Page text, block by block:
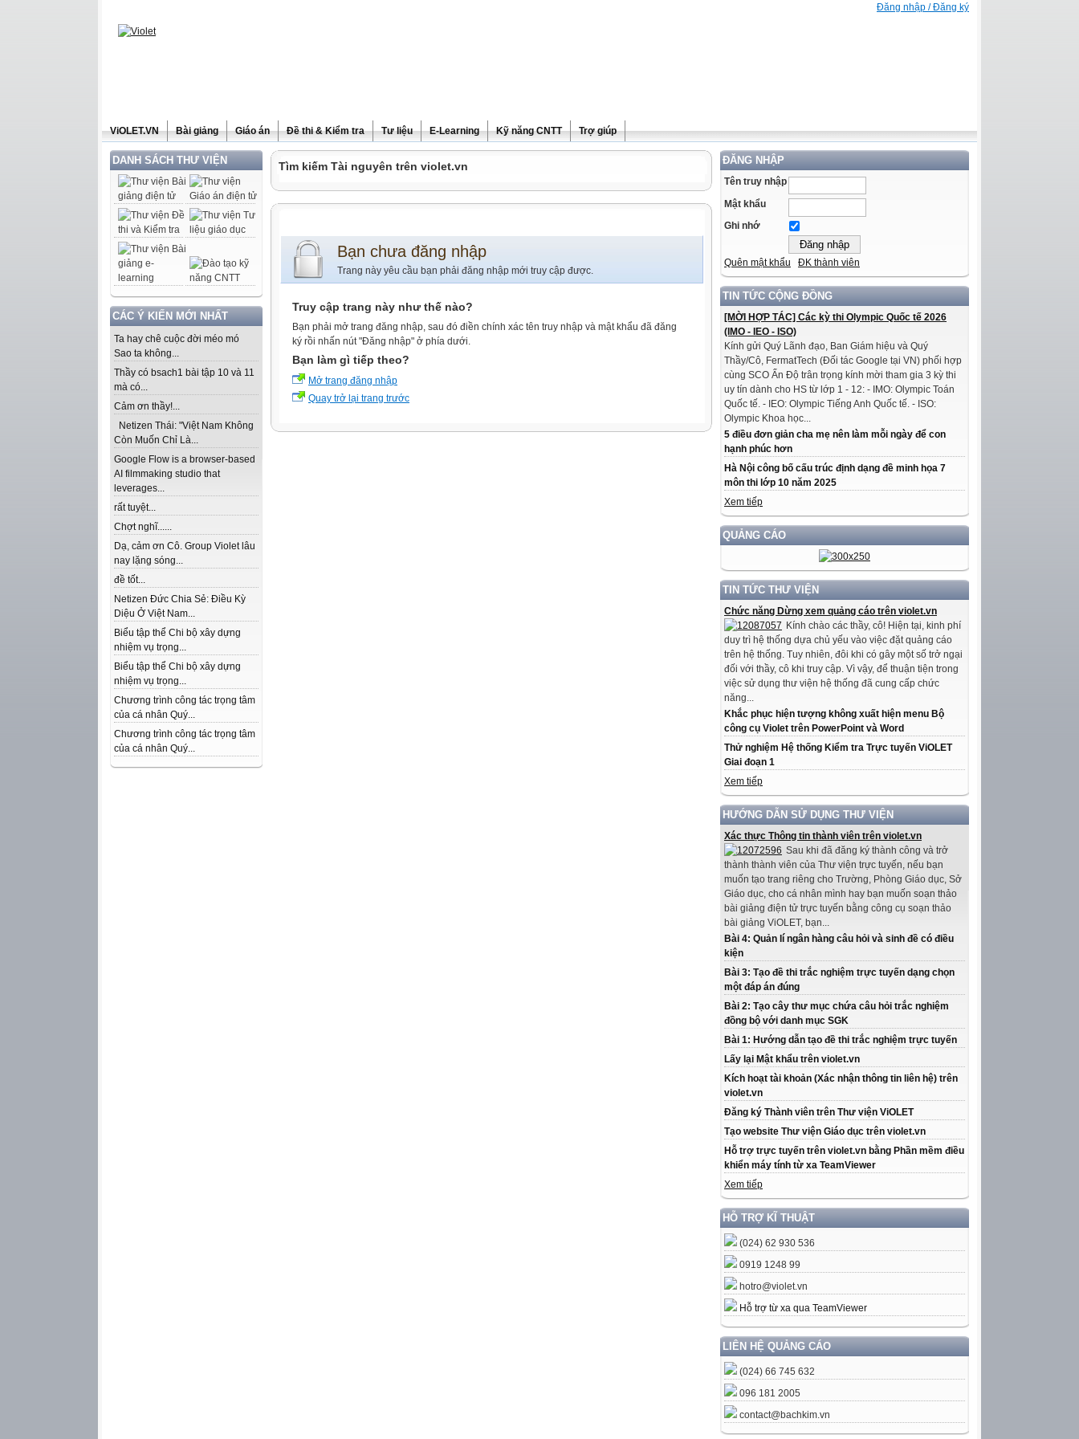
Đăng nhập / Đăng ký
ViOLET.VN Bài giảng Giáo án Đề thi & Kiểm tra Tư liệu E-Learning Kỹ năng CNTT Trợ giúp
DANH SÁCH THƯ VIỆN
CÁC Ý KIẾN MỚI NHẤT
Ta hay chê cuộc đời méo mó
Sao ta không...
Thầy có bsach1 bài tập 10 và 11
mà có...
Cảm ơn thầy!...
Netizen Thái: "Việt Nam Không
Còn Muốn Chỉ Là...
Google Flow is a browser-based
AI filmmaking studio that
leverages...
rất tuyệt...
Chợt nghĩ......
Dạ, cảm ơn Cô. Group Violet lâu
nay lặng sóng...
đề tốt...
Netizen Đức Chia Sẻ: Điều Kỳ
Diệu Ở Việt Nam...
Biểu tập thể Chi bộ xây dựng
nhiệm vụ trọng...
Biểu tập thể Chi bộ xây dựng
nhiệm vụ trọng...
Chương trình công tác trọng tâm
của cá nhân Quý...
Chương trình công tác trọng tâm
của cá nhân Quý...
ĐĂNG NHẬP
Tên truy nhập
Mật khẩu
Ghi nhớ
Quên mật khẩu ĐK thành viên
TIN TỨC CỘNG ĐỒNG
[MỜI HỢP TÁC] Các kỳ thi Olympic Quốc tế 2026
(IMO - IEO - ISO)
Kính gửi Quý Lãnh đạo, Ban Giám hiệu và Quý
Thầy/Cô, FermatTech (Đối tác Google tại VN) phối hợp
cùng SCO Ấn Độ trân trọng kính mời tham gia 3 kỳ thi
uy tín dành cho HS từ lớp 1 - 12: - IMO: Olympic Toán
Quốc tế. - IEO: Olympic Tiếng Anh Quốc tế. - ISO:
Olympic Khoa học...
5 điều đơn giản cha mẹ nên làm mỗi ngày để con
hạnh phúc hơn
Hà Nội công bố cấu trúc định dạng đề minh họa 7
môn thi lớp 10 năm 2025
Xem tiếp
QUẢNG CÁO
TIN TỨC THƯ VIỆN
Chức năng Dừng xem quảng cáo trên violet.vn
Kính chào các thầy, cô! Hiện tại, kinh phí
duy trì hệ thống dựa chủ yếu vào việc đặt quảng cáo
trên hệ thống. Tuy nhiên, đôi khi có gây một số trở ngại
đối với thầy, cô khi truy cập. Vì vậy, để thuận tiện trong
việc sử dụng thư viện hệ thống đã cung cấp chức
năng...
Khắc phục hiện tượng không xuất hiện menu Bộ
công cụ Violet trên PowerPoint và Word
Thử nghiệm Hệ thống Kiểm tra Trực tuyến ViOLET
Giai đoạn 1
Xem tiếp
HƯỚNG DẪN SỬ DỤNG THƯ VIỆN
Xác thực Thông tin thành viên trên violet.vn
Sau khi đã đăng ký thành công và trở
thành thành viên của Thư viện trực tuyến, nếu bạn
muốn tạo trang riêng cho Trường, Phòng Giáo dục, Sở
Giáo dục, cho cá nhân mình hay bạn muốn soạn thảo
bài giảng điện tử trực tuyến bằng công cụ soạn thảo
bài giảng ViOLET, bạn...
Bài 4: Quản lí ngân hàng câu hỏi và sinh đề có điều
kiện
Bài 3: Tạo đề thi trắc nghiệm trực tuyến dạng chọn
một đáp án đúng
Bài 2: Tạo cây thư mục chứa câu hỏi trắc nghiệm
đồng bộ với danh mục SGK
Bài 1: Hướng dẫn tạo đề thi trắc nghiệm trực tuyến
Lấy lại Mật khẩu trên violet.vn
Kích hoạt tài khoản (Xác nhận thông tin liên hệ) trên
violet.vn
Đăng ký Thành viên trên Thư viện ViOLET
Tạo website Thư viện Giáo dục trên violet.vn
Hỗ trợ trực tuyến trên violet.vn bằng Phần mềm điều
khiển máy tính từ xa TeamViewer
Xem tiếp
HỖ TRỢ KĨ THUẬT
(024) 62 930 536
0919 1248 99
hotro@violet.vn
Hỗ trợ từ xa qua TeamViewer
LIÊN HỆ QUẢNG CÁO
(024) 66 745 632
096 181 2005
contact@bachkim.vn
Tìm kiếm Tài nguyên trên violet.vn
Bạn chưa đăng nhập
Trang này yêu cầu bạn phải đăng nhập mới truy cập được.
Truy cập trang này như thế nào?
Bạn phải mở trang đăng nhập, sau đó điền chính xác tên truy nhập và mật khẩu đã đăng
ký rồi nhấn nút "Đăng nhập" ở phía dưới.
Bạn làm gì tiếp theo?
Mở trang đăng nhập
Quay trở lại trang trước